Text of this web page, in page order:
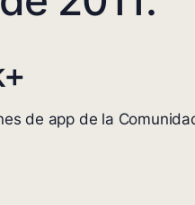
de app de la